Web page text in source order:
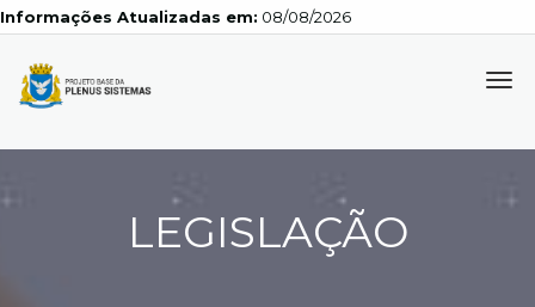
Atualizadas em: 08/08/2026
LEGISLAÇÃO